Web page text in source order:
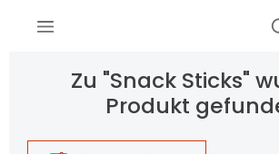
Zu "Snack Sticks"
Produkt